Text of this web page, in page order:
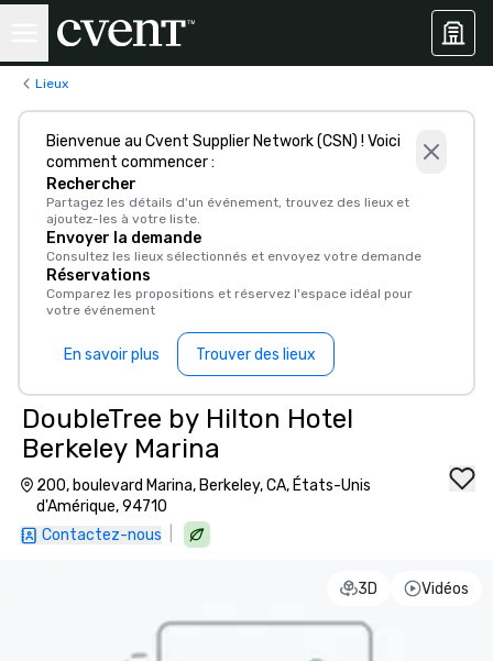
Lieux
Bienvenue au Cvent Supplier Network (CSN) ! Voici
comment commencer :
Rechercher
Partagez les détails d'un événement, trouvez des lieux et
ajoutez-les à votre liste.
Envoyer la demande
Consultez les lieux sélectionnés et envoyez votre demande
Réservations
Comparez les propositions et réservez l'espace idéal pour
votre événement
En savoir plus Trouver des lieux
DoubleTree by Hilton Hotel
Berkeley Marina
200, boulevard Marina, Berkeley, CA, États-Unis
d'Amérique, 94710
Contactez-nous
3D Vidéos